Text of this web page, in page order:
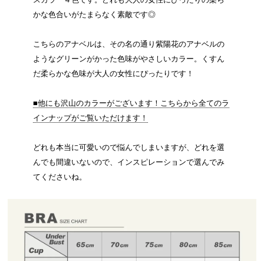
かな色合いがたまらなく素敵です◎
こちらのアナベルは、その名の通り紫陽花のアナベルの
ようなグリーンがかった色味がやさしいカラー。くすん
だ柔らかな色味が大人の女性にぴったりです！
■他にも沢山のカラーがございます！こちらから全てのラ
インナップがご覧いただけます！
どれも本当に可愛いので悩んでしまいますが、どれを選
んでも間違いないので、インスピレーションで選んでみ
てくださいね。